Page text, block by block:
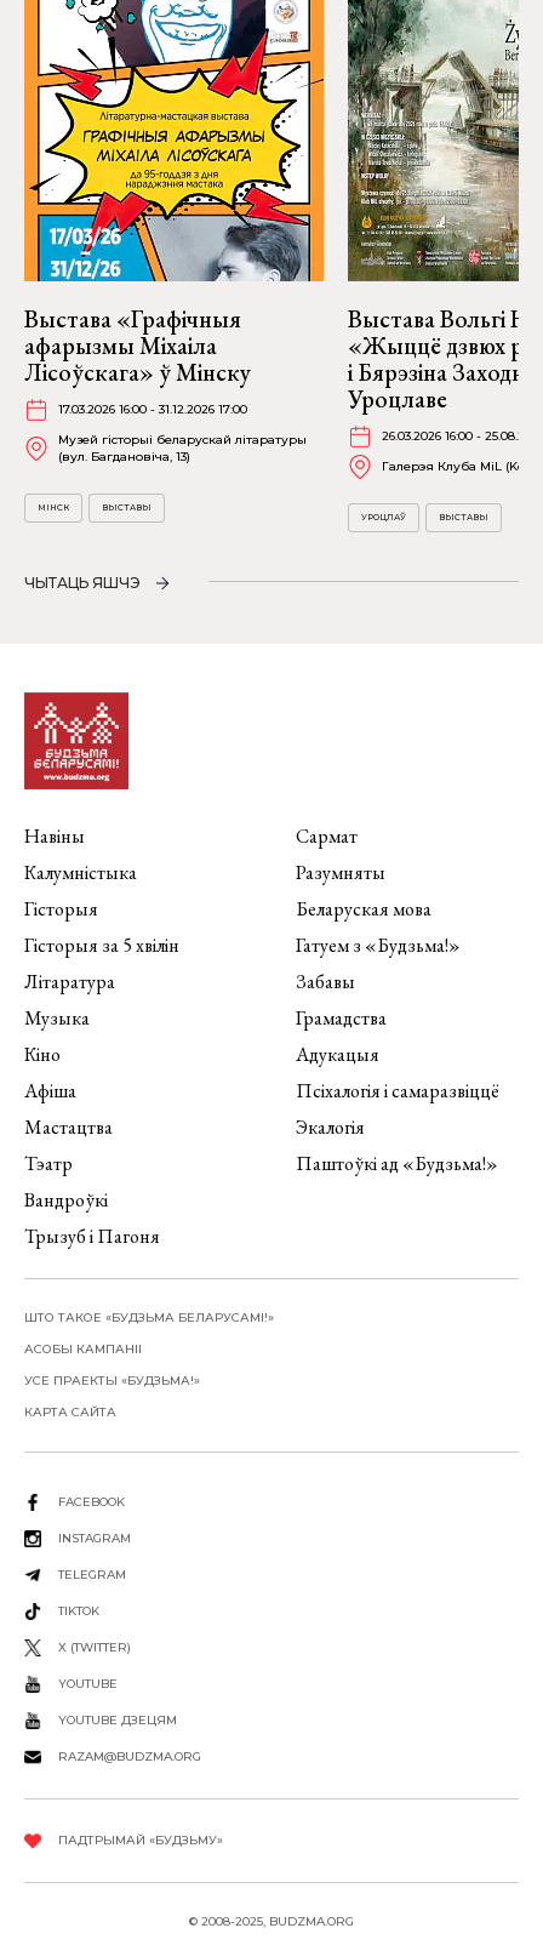
Выстава «Графічныя
афарызмы Міхаіла
Лісоўскага» ў Мінску
17.03.2026 16:00 - 31.12.2026 17:00
Музей гісторыі беларускай літаратуры
(вул. Багдановіча, 13)
МІНСК ВЫСТАВЫ
Выстава Вольгі
«Жыццё дзвюх
і Бярэзіна
Уроцлаве
26.03.2026 16:00 -
Галерэя Клуба MiL
УРОЦЛАЎ ВЫСТАВЫ
ЧЫТАЦЬ ЯШЧЭ
Навіны
Калумністыка
Гісторыя
Гісторыя за 5 хвілін
Літаратура
Музыка
Кіно
Афіша
Мастацтва
Тэатр
Вандроўкі
Трызуб і Пагоня
Сармат
Разумняты
Беларуская мова
Гатуем з «Будзьма!»
Забавы
Грамадства
Адукацыя
Псіхалогія і самаразвіццё
Экалогія
Паштоўкі ад «Будзьма!»
ШТО ТАКОЕ «БУДЗЬМА БЕЛАРУСАМІ!»
АСОБЫ КАМПАНІІ
УСЕ ПРАЕКТЫ «БУДЗЬМА!»
КАРТА САЙТА
FACEBOOK
INSTAGRAM
TELEGRAM
TIKTOK
X (TWITTER)
YOUTUBE
YOUTUBE ДЗЕЦЯМ
RAZAM@BUDZMA.ORG
ПАДТРЫМАЙ «БУДЗЬМУ»
© 2008-2025, BUDZMA.ORG